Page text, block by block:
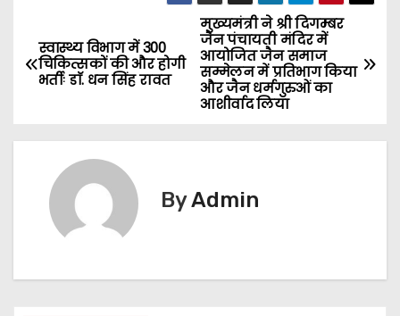
P
o
t
मुख्यमंत्री ने श्री दिगम्बर
जैन पंचायती मंदिर में
आयोजित जैन समाज
सम्मेलन में प्रतिभाग किया
और जैन धर्मगुरुओं का
आशीर्वाद लिया
स्वास्थ्य विभाग में 300
चिकित्सकों की और होगी
भर्तीः डाॅ. धन सिंह रावत
ByAdmin